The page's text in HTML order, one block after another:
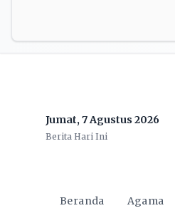
Jumat, 7 Agustus 2026
Berita Hari Ini
Beranda Agama